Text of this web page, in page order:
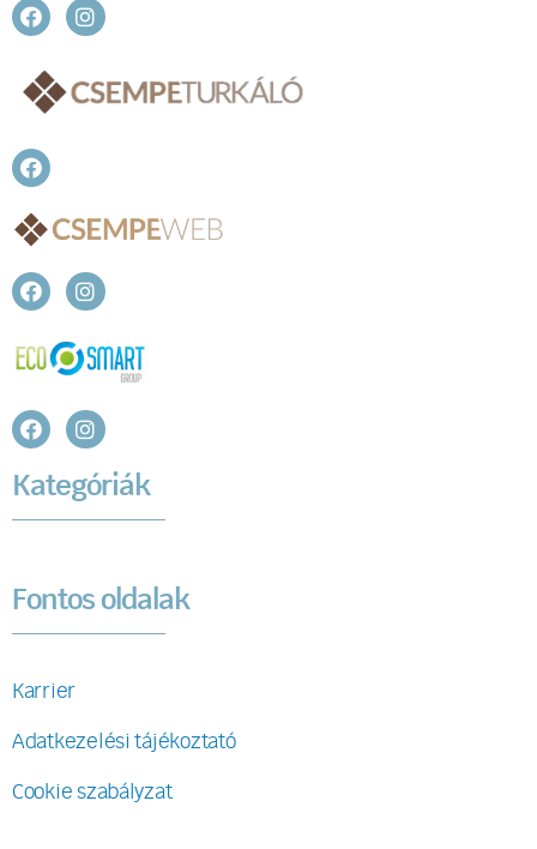
Kategóriák
Fontos oldalak
Karrier
Adatkezelési tájékoztató
Cookie szabályzat